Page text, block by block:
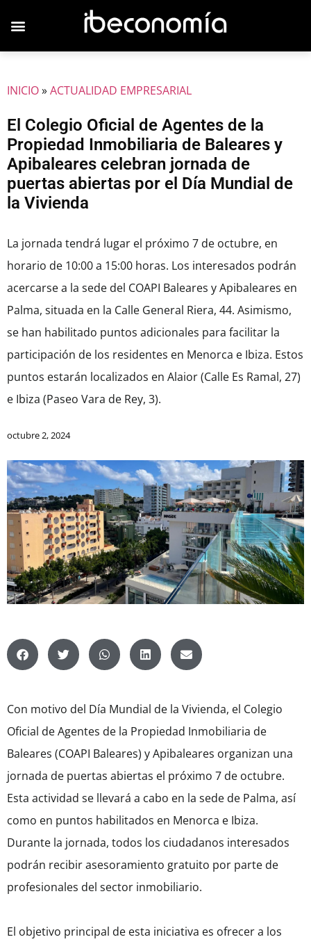
INICIO»ACTUALIDAD EMPRESARIAL
El Colegio Oficial de Agentes de la
Propiedad Inmobiliaria de Baleares y
Apibaleares celebran jornada de
puertas abiertas por el Día Mundial de
la Vivienda
La jornada tendrá lugar el próximo 7 de octubre, en
horario de 10:00 a 15:00 horas. Los interesados podrán
acercarse a la sede del COAPI Baleares y Apibaleares en
Palma, situada en la Calle General Riera, 44. Asimismo,
se han habilitado puntos adicionales para facilitar la
participación de los residentes en Menorca e Ibiza. Estos
puntos estarán localizados en Alaior (Calle Es Ramal, 27)
e Ibiza (Paseo Vara de Rey, 3).
octubre 2, 2024
Con motivo del Día Mundial de la Vivienda, el Colegio
Oficial de Agentes de la Propiedad Inmobiliaria de
Baleares (COAPI Baleares) y Apibaleares organizan una
jornada de puertas abiertas el próximo 7 de octubre.
Esta actividad se llevará a cabo en la sede de Palma, así
como en puntos habilitados en Menorca e Ibiza.
Durante la jornada, todos los ciudadanos interesados
podrán recibir asesoramiento gratuito por parte de
profesionales del sector inmobiliario.
El objetivo principal de esta iniciativa es ofrecer a los